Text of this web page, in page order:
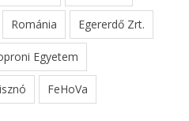
Románia Egererdő Zrt.
Egyetem
FeHoVa